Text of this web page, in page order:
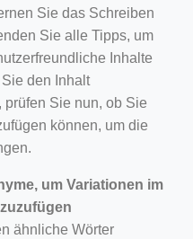
Sie das Schreiben
Sie alle Tipps, um
Inhalte
den Inhalt
Sie nun, ob Sie
können, um die
um Variationen im
ähnliche Wörter